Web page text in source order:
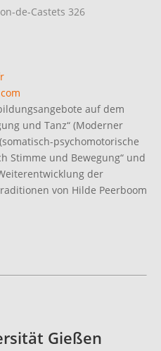
de-Castets 326
auf dem
und Tanz“ (Moderner
psychomotorische
Stimme und Bewegung“ und
der
von Hilde Peerboom
Gießen